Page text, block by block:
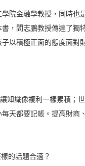
院金融學教授，同時
，閻志鵬教授傳達了
以積極正面的態度面對
知識像複利一樣累積；
天都要記帳。提高財
的話題合適？